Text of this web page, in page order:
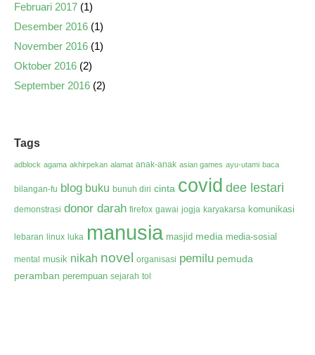
Februari 2017 (1)
Desember 2016 (1)
November 2016 (1)
Oktober 2016 (2)
September 2016 (2)
Tags
adblock agama akhirpekan alamat anak-anak asian games ayu-utami baca
bilangan-fu blog buku bunuh diri cinta covid dee lestari
demonstrasi donor darah firefox gawai jogja karyakarsa komunikasi
lebaran linux luka manusia masjid media media-sosial
mental musik nikah novel organisasi pemilu pemuda
peramban perempuan sejarah tol